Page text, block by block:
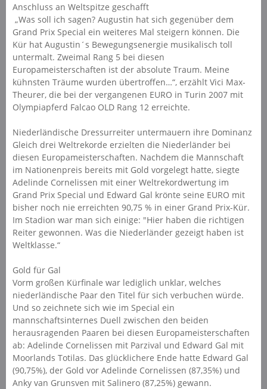
Anschluss an Weltspitze geschafft
„Was soll ich sagen? Augustin hat sich gegenüber dem
Grand Prix Special ein weiteres Mal steigern können. Die
Kür hat Augustin´s Bewegungsenergie musikalisch toll
untermalt. Zweimal Rang 5 bei diesen
Europameisterschaften ist der absolute Traum. Meine
kühnsten Träume wurden übertroffen…“, erzählt Vici Max-
Theurer, die bei der vergangenen EURO in Turin 2007 mit
Olympiapferd Falcao OLD Rang 12 erreichte.
Niederländische Dressurreiter untermauern ihre Dominanz
Gleich drei Weltrekorde erzielten die Niederländer bei
diesen Europameisterschaften. Nachdem die Mannschaft
im Nationenpreis bereits mit Gold vorgelegt hatte, siegte
Adelinde Cornelissen mit einer Weltrekordwertung im
Grand Prix Special und Edward Gal krönte seine EURO mit
bisher noch nie erreichten 90,75 % in einer Grand Prix-Kür.
Im Stadion war man sich einige: "Hier haben die richtigen
Reiter gewonnen. Was die Niederländer gezeigt haben ist
Weltklasse.“
Gold für Gal
Vorm großen Kürfinale war lediglich unklar, welches
niederländische Paar den Titel für sich verbuchen würde.
Und so zeichnete sich wie im Special ein
mannschaftsinternes Duell zwischen den beiden
herausragenden Paaren bei diesen Europameisterschaften
ab: Adelinde Cornelissen mit Parzival und Edward Gal mit
Moorlands Totilas. Das glücklichere Ende hatte Edward Gal
(90,75%), der Gold vor Adelinde Cornelissen (87,35%) und
Anky van Grunsven mit Salinero (87,25%) gewann.